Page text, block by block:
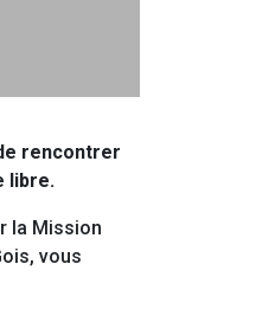
rencontrer
libre.
la Mission
vous